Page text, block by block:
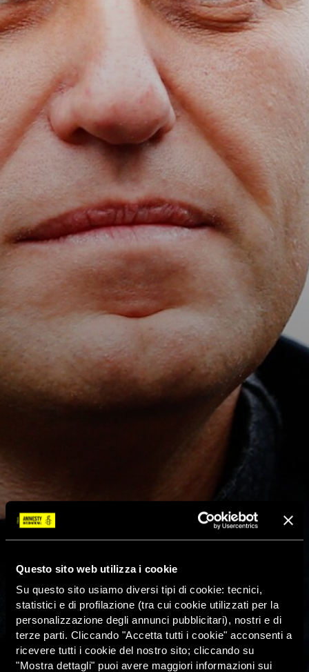
Questo sito web utilizza i cookie
Su questo sito usiamo diversi tipi di cookie: tecnici,
statistici e di profilazione (tra cui cookie utilizzati per la
personalizzazione degli annunci pubblicitari), nostri e di
terze parti. Cliccando "Accetta tutti i cookie" acconsenti a
ricevere tutti i cookie del nostro sito; cliccando su
"Mostra dettagli" puoi avere maggiori informazioni sui